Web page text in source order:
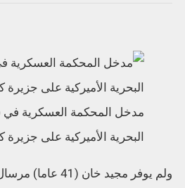
مدخل المحكمة العسكرية في
البحرية الأميركية على جزيرة
ولم يوفر مجيد خان